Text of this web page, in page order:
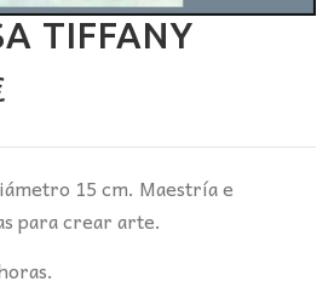
TIFFANY
El
actual
es:
69,50€.
15 cm. Maestría e
para crear arte.